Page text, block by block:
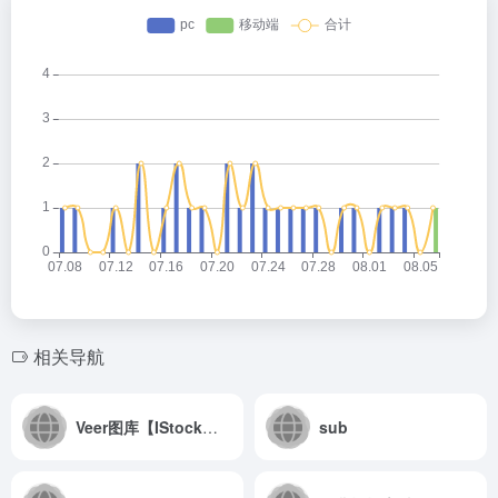
相关导航
Veer图库【IStock中国站】可商用图片 sub